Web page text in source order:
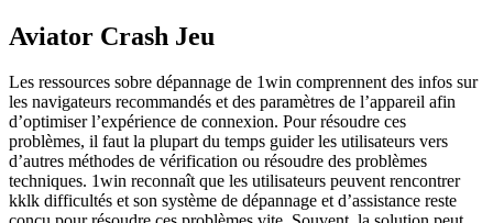
Aviator Crash Jeu
Les ressources sobre dépannage de 1win comprennent des infos sur
les navigateurs recommandés et des paramètres de l’appareil afin
d’optimiser l’expérience de connexion. Pour résoudre ces
problèmes, il faut la plupart du temps guider les utilisateurs vers
d’autres méthodes de vérification ou résoudre des problèmes
techniques. 1win reconnaît que les utilisateurs peuvent rencontrer
kklk difficultés et son système de dépannage et d’assistance reste